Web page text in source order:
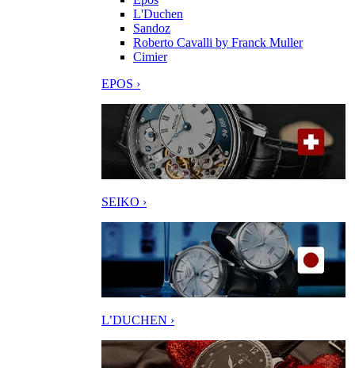
L'Duchen
Sandoz
Roberto Cavalli by Franck Muller
Cimier
EPOS ›
SEIKO ›
L’DUCHEN ›